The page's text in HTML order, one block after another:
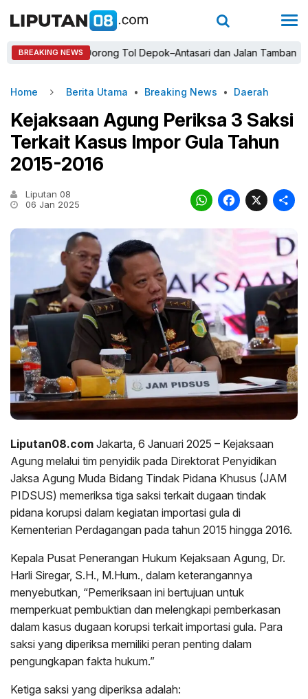
BREAKING NEWS
Dorong Tol Depok–Antasari dan Jalan Tambang Demi
Home Berita Utama • Breaking News • Daerah
Kejaksaan Agung Periksa 3 Saksi
Terkait Kasus Impor Gula Tahun
2015-2016
Liputan 08
06 Jan 2025
X
Liputan08.com Jakarta, 6 Januari 2025 – Kejaksaan
Agung melalui tim penyidik pada Direktorat Penyidikan
Jaksa Agung Muda Bidang Tindak Pidana Khusus (JAM
PIDSUS) memeriksa tiga saksi terkait dugaan tindak
pidana korupsi dalam kegiatan importasi gula di
Kementerian Perdagangan pada tahun 2015 hingga 2016.
Kepala Pusat Penerangan Hukum Kejaksaan Agung, Dr.
Harli Siregar, S.H., M.Hum., dalam keterangannya
menyebutkan, “Pemeriksaan ini bertujuan untuk
memperkuat pembuktian dan melengkapi pemberkasan
dalam kasus dugaan korupsi terkait importasi gula. Para
saksi yang diperiksa memiliki peran penting dalam
pengungkapan fakta hukum.”
Ketiga saksi yang diperiksa adalah: